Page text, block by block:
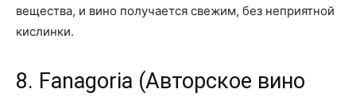
вещества, и вино получается свежим, без неприятной
кислинки.
8. Fanagoria (Авторское вино